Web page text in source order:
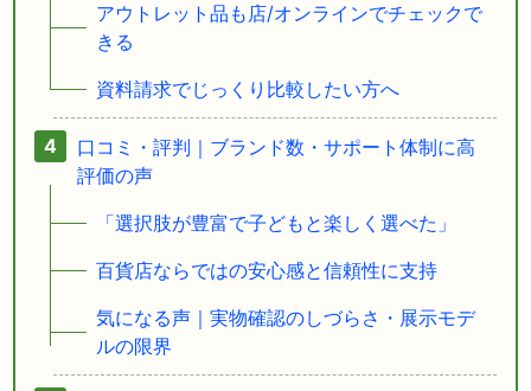
アウトレット品も店/オンラインでチェックで
きる
資料請求でじっくり比較したい方へ
口コミ・評判｜ブランド数・サポート体制に高
評価の声
「選択肢が豊富で子どもと楽しく選べた」
百貨店ならではの安心感と信頼性に支持
気になる声｜実物確認のしづらさ・展示モデ
ルの限界